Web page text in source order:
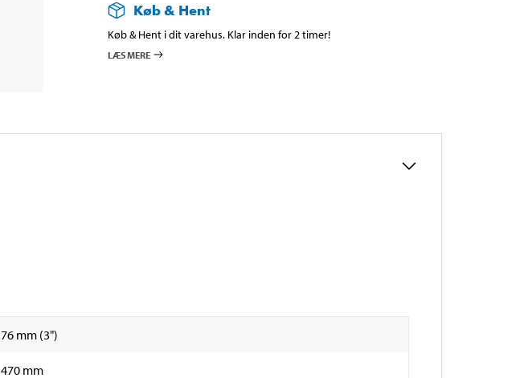
Køb & Hent
Køb & Hent i dit varehus. Klar inden for 2 timer!
LÆS MERE
76 mm (3")
470 mm